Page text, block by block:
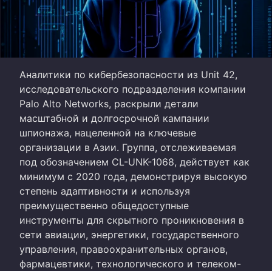
Аналитики по кибербезопасности из Unit 42,
исследовательского подразделения компании
Palo Alto Networks, раскрыли детали
масштабной и долгосрочной кампании
шпионажа, нацеленной на ключевые
организации в Азии. Группа, отслеживаемая
под обозначением CL-UNK-1068, действует как
минимум с 2020 года, демонстрируя высокую
степень адаптивности и используя
преимущественно общедоступные
инструменты для скрытного проникновения в
сети авиации, энергетики, государственного
управления, правоохранительных органов,
фармацевтики, технологического и телеком-